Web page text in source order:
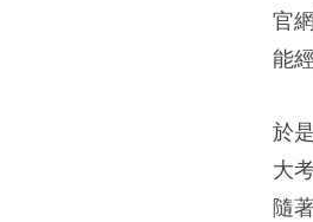
官
能
於
大
隨